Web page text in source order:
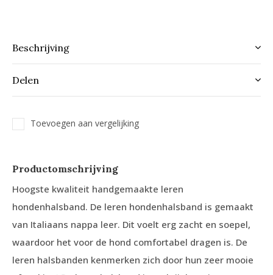
Beschrijving
Delen
Toevoegen aan vergelijking
Productomschrijving
Hoogste kwaliteit handgemaakte leren
hondenhalsband. De leren hondenhalsband is gemaakt
van Italiaans nappa leer. Dit voelt erg zacht en soepel,
waardoor het voor de hond comfortabel dragen is. De
leren halsbanden kenmerken zich door hun zeer mooie